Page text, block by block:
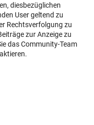
diesbezüglichen
User geltend zu
Rechtsverfolgung zu
zur Anzeige zu
das Community-Team